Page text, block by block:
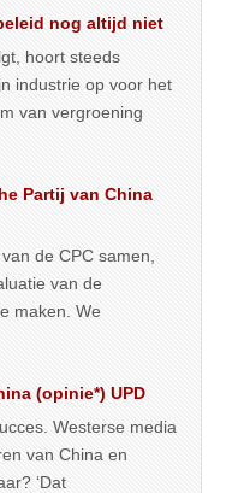
nog altijd niet
hoort steeds
industrie op voor het
van vergroening
Partij van China
de CPC samen,
van de
maken. We
(opinie*) UPD
Westerse media
van China en
‘Dat